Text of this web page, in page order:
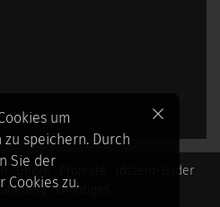
Genre
Idstein-Bilder
Wichtiges
um
speichern. Durch
Sie der
Cookies zu.